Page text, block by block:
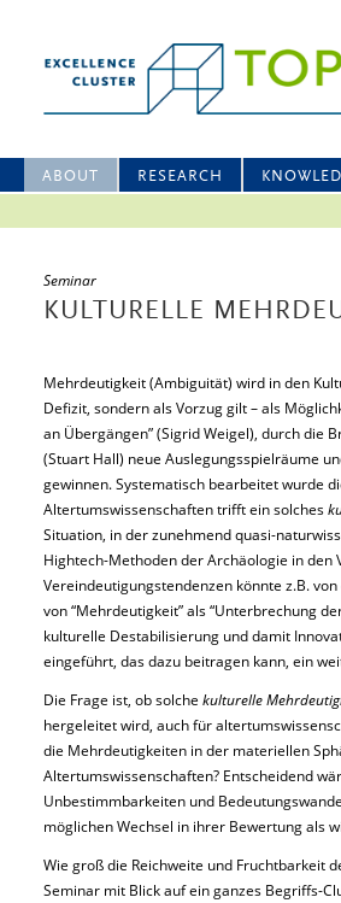
ABOUT RESEARCH
Seminar
KULTURELLE
Mehrdeutigkeit (Ambiguität) wird in den
Defizit, sondern als Vorzug gilt – als
an Übergängen” (Sigrid Weigel), durch die
(Stuart Hall) neue Auslegungsspielräume
gewinnen. Systematisch bearbeitet wurde
Altertumswissenschaften trifft ein solches
Situation, in der zunehmend quasi-
Hightech-Methoden der Archäologie in den
Vereindeutigungstendenzen könnte z.B.
von “Mehrdeutigkeit” als “Unterbrechung
kulturelle Destabilisierung und damit
eingeführt, das dazu beitragen kann, ein
Die Frage ist, ob solche kulturelle
hergeleitet wird, auch für
die Mehrdeutigkeiten in der materiellen
Altertumswissenschaften? Entscheidend
Unbestimmbarkeiten und
möglichen Wechsel in ihrer Bewertung als
Wie groß die Reichweite und Fruchtbarkeit
Seminar mit Blick auf ein ganzes Begriffs-